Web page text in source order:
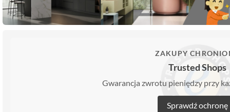
ZAKUPY
Trusted Shops
Gwarancja zwrotu pieniędzy przy
Sprawdź ochronę